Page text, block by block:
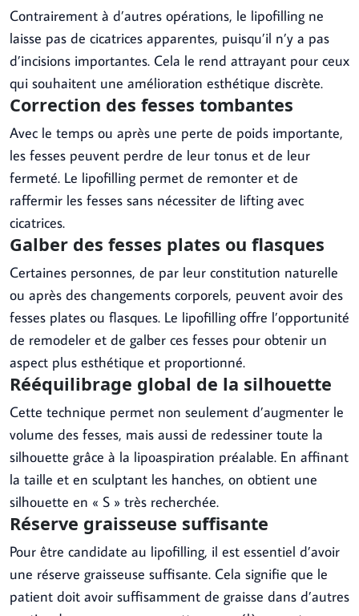
Contrairement à d’autres opérations, le lipofilling ne
laisse pas de cicatrices apparentes, puisqu’il n’y a pas
d’incisions importantes. Cela le rend attrayant pour ceux
qui souhaitent une amélioration esthétique discrète.
Correction des fesses tombantes
Avec le temps ou après une perte de poids importante,
les fesses peuvent perdre de leur tonus et de leur
fermeté. Le lipofilling permet de remonter et de
raffermir les fesses sans nécessiter de lifting avec
cicatrices.
Galber des fesses plates ou flasques
Certaines personnes, de par leur constitution naturelle
ou après des changements corporels, peuvent avoir des
fesses plates ou flasques. Le lipofilling offre l’opportunité
de remodeler et de galber ces fesses pour obtenir un
aspect plus esthétique et proportionné.
Rééquilibrage global de la silhouette
Cette technique permet non seulement d’augmenter le
volume des fesses, mais aussi de redessiner toute la
silhouette grâce à la lipoaspiration préalable. En affinant
la taille et en sculptant les hanches, on obtient une
silhouette en « S » très recherchée.
Réserve graisseuse suffisante
Pour être candidate au lipofilling, il est essentiel d’avoir
une réserve graisseuse suffisante. Cela signifie que le
patient doit avoir suffisamment de graisse dans d’autres